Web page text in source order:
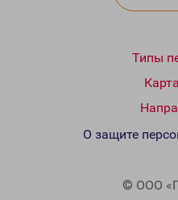
Типы
© ООО
О защите